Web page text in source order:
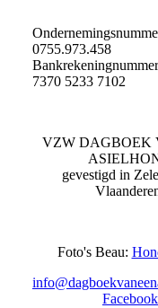
0755.973.458
7370 5233 7102
VZW DAGBOEK
gevestigd in
Foto's Beau:
Facebook